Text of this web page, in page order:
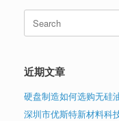
Search
for:
近期文章
硬盘制造如何选购无硅
深圳市优斯特新材料科